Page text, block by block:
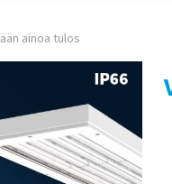
ainoa tulos